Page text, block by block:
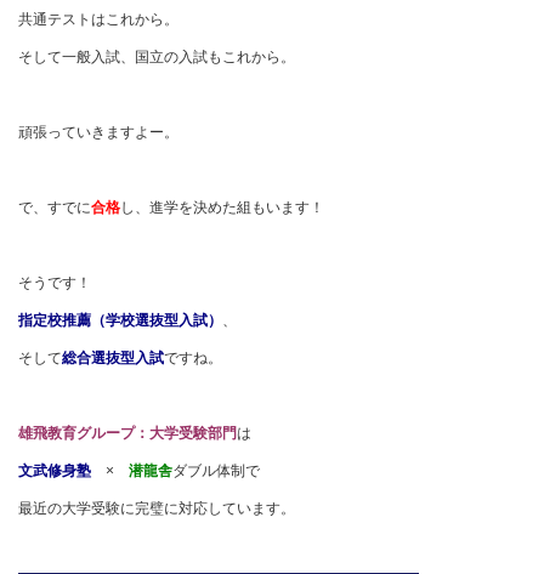
共通テストはこれから。
そして一般入試、国立の入試もこれから。
頑張っていきますよー。
で、すでに合格し、進学を決めた組もいます！
そうです！
指定校推薦（学校選抜型入試）
そして総合選抜型入試ですね。
雄飛教育グループ：大学受験部門は
文武修身塾 × 潜龍舎ダブル体制で
最近の大学受験に完璧に対応しています。